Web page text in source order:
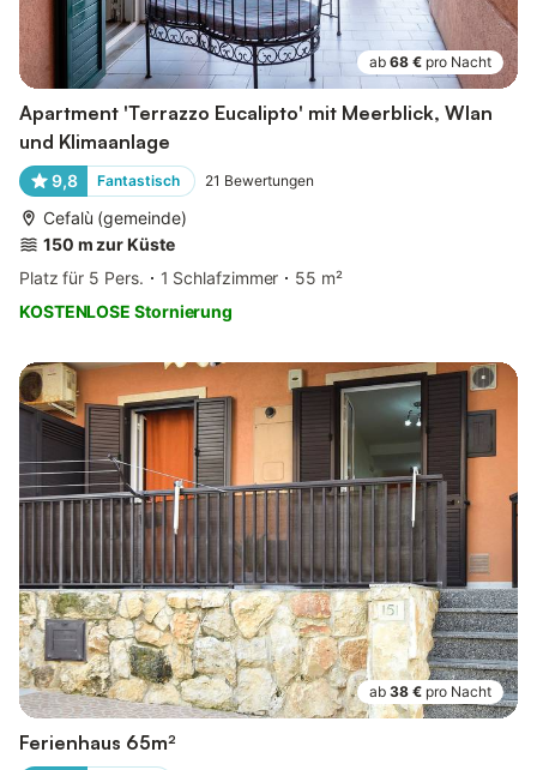
ab 68 € pro Nacht
Apartment 'Terrazzo Eucalipto' mit Meerblick, Wlan
und Klimaanlage
9,8 Fantastisch 21 Bewertungen
Cefalù (gemeinde)
150 m zur Küste
Platz für 5 Pers.
1 Schlafzimmer
55 m²
KOSTENLOSE Stornierung
ab 38 € pro Nacht
Ferienhaus 65m²